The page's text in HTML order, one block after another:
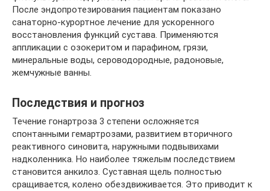
После эндопротезирования пациентам показано
санаторно-курортное лечение для ускоренного
восстановления функций сустава. Применяются
аппликации с озокеритом и парафином, грязи,
минеральные воды, сероводородные, радоновые,
жемчужные ванны.
Последствия и прогноз
Течение гонартроза 3 степени осложняется
спонтанными гемартрозами, развитием вторичного
реактивного синовита, наружными подвывихами
надколенника. Но наиболее тяжелым последствием
становится анкилоз. Суставная щель полностью
сращивается, колено обездвиживается. Это приводит к